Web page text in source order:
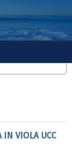
IN VIOLA UCC